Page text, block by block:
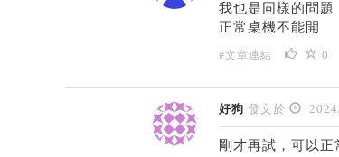
我也是同樣的問題
正常桌機不能開
#文章連結 0
好狗 發文於
剛才再試，可以